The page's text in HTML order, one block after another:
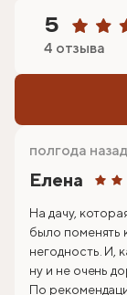
5
4 отзыва
Елена
полгода назад
На дачу,
было поменять
негодность. И,
ну и не очень
По